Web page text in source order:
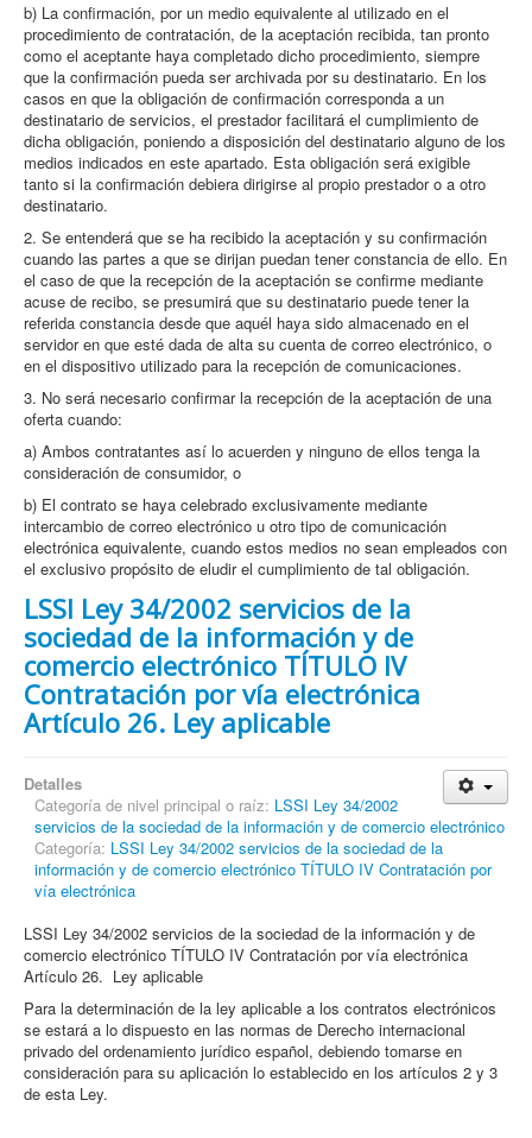
b) La confirmación, por un medio equivalente al utilizado en el
procedimiento de contratación, de la aceptación recibida, tan pronto
como el aceptante haya completado dicho procedimiento, siempre
que la confirmación pueda ser archivada por su destinatario. En los
casos en que la obligación de confirmación corresponda a un
destinatario de servicios, el prestador facilitará el cumplimiento de
dicha obligación, poniendo a disposición del destinatario alguno de los
medios indicados en este apartado. Esta obligación será exigible
tanto si la confirmación debiera dirigirse al propio prestador o a otro
destinatario.
2. Se entenderá que se ha recibido la aceptación y su confirmación
cuando las partes a que se dirijan puedan tener constancia de ello. En
el caso de que la recepción de la aceptación se confirme mediante
acuse de recibo, se presumirá que su destinatario puede tener la
referida constancia desde que aquél haya sido almacenado en el
servidor en que esté dada de alta su cuenta de correo electrónico, o
en el dispositivo utilizado para la recepción de comunicaciones.
3. No será necesario confirmar la recepción de la aceptación de una
oferta cuando:
a) Ambos contratantes así lo acuerden y ninguno de ellos tenga la
consideración de consumidor, o
b) El contrato se haya celebrado exclusivamente mediante
intercambio de correo electrónico u otro tipo de comunicación
electrónica equivalente, cuando estos medios no sean empleados con
el exclusivo propósito de eludir el cumplimiento de tal obligación.
LSSI Ley 34/2002 servicios de la
sociedad de la información y de
comercio electrónico TÍTULO IV
Contratación por vía electrónica
Artículo 26. Ley aplicable
Detalles
Categoría de nivel principal o raíz: LSSI Ley 34/2002
servicios de la sociedad de la información y de comercio electrónico
Categoría: LSSI Ley 34/2002 servicios de la sociedad de la
información y de comercio electrónico TÍTULO IV Contratación por
vía electrónica
LSSI Ley 34/2002 servicios de la sociedad de la información y de
comercio electrónico TÍTULO IV Contratación por vía electrónica
Artículo 26. Ley aplicable
Para la determinación de la ley aplicable a los contratos electrónicos
se estará a lo dispuesto en las normas de Derecho internacional
privado del ordenamiento jurídico español, debiendo tomarse en
consideración para su aplicación lo establecido en los artículos 2 y 3
de esta Ley.